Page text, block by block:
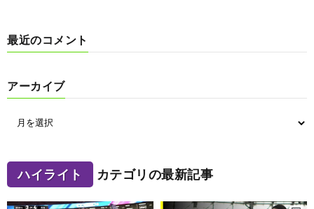
最近のコメント
アーカイブ
ハイライト カテゴリの最新記事